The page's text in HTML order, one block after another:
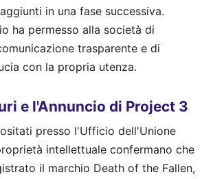
in una fase successiva.
ha permesso alla società di
trasparente e di
con la propria utenza.
e l'Annuncio di Project 3
presso l'Ufficio dell'Unione
intellettuale confermano che
il marchio Death of the Fallen,